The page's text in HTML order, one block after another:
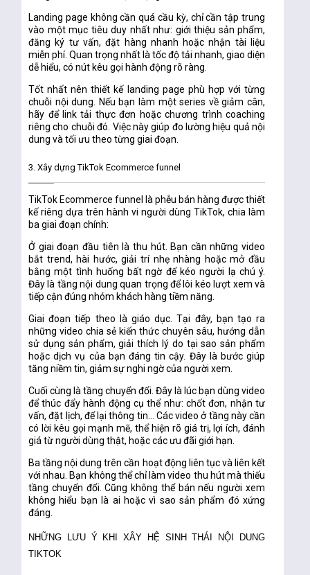
Landing page không cần quá cầu kỳ, chỉ cần tập trung
vào một mục tiêu duy nhất như: giới thiệu sản phẩm,
đăng ký tư vấn, đặt hàng nhanh hoặc nhận tài liệu
miễn phí. Quan trọng nhất là tốc độ tải nhanh, giao diện
dễ hiểu, có nút kêu gọi hành động rõ ràng.
Tốt nhất nên thiết kế landing page phù hợp với từng
chuỗi nội dung. Nếu bạn làm một series về giảm cân,
hãy để link tải thực đơn hoặc chương trình coaching
riêng cho chuỗi đó. Việc này giúp đo lường hiệu quả nội
dung và tối ưu theo từng giai đoạn.
3. Xây dựng TikTok Ecommerce funnel
TikTok Ecommerce funnel là phễu bán hàng được thiết
kế riêng dựa trên hành vi người dùng TikTok, chia làm
ba giai đoạn chính:
Ở giai đoạn đầu tiên là thu hút. Bạn cần những video
bắt trend, hài hước, giải trí nhẹ nhàng hoặc mở đầu
bằng một tình huống bất ngờ để kéo người lạ chú ý.
Đây là tầng nội dung quan trọng để lôi kéo lượt xem và
tiếp cận đúng nhóm khách hàng tiềm năng.
Giai đoạn tiếp theo là giáo dục. Tại đây, bạn tạo ra
những video chia sẻ kiến thức chuyên sâu, hướng dẫn
sử dụng sản phẩm, giải thích lý do tại sao sản phẩm
hoặc dịch vụ của bạn đáng tin cậy. Đây là bước giúp
tăng niềm tin, giảm sự nghi ngờ của người xem.
Cuối cùng là tầng chuyển đổi. Đây là lúc bạn dùng video
để thúc đẩy hành động cụ thể như: chốt đơn, nhận tư
vấn, đặt lịch, để lại thông tin… Các video ở tầng này cần
có lời kêu gọi mạnh mẽ, thể hiện rõ giá trị, lợi ích, đánh
giá từ người dùng thật, hoặc các ưu đãi giới hạn.
Ba tầng nội dung trên cần hoạt động liên tục và liên kết
với nhau. Bạn không thể chỉ làm video thu hút mà thiếu
tầng chuyển đổi. Cũng không thể bán nếu người xem
không hiểu bạn là ai hoặc vì sao sản phẩm đó xứng
đáng.
NHỮNG LƯU Ý KHI XÂY HỆ SINH THÁI NỘI DUNG
TIKTOK